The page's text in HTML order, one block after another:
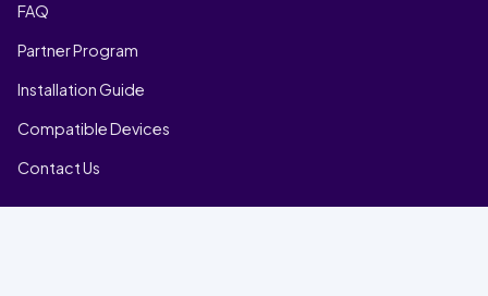
FAQ
Partner Program
Installation Guide
Compatible Devices
Contact Us